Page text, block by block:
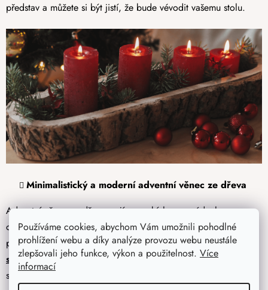
Používáme cookies, abychom Vám umožnili pohodlné
prohlížení webu a díky analýze provozu webu neustále
zlepšovali jeho funkce, výkon a použitelnost. Více
informací
představ a můžete si být jistí, že bude vévodit vašemu stolu.
Minimalistický a moderní adventní věnec ze dřeva
Adventní věnce ze dřeva mají severský hygge nádech,
odolávají zubu času a nikdy nevyjdou z módy. Stále
populárnější jsou velice jednoduché podložky z kmene
stromu, které vřele doporučujeme pro každého milovníka
severského minimalismu.